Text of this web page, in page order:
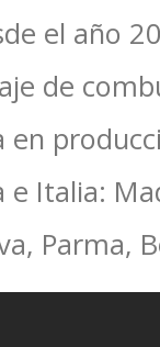
el año
de
en
e Italia:
Parma,